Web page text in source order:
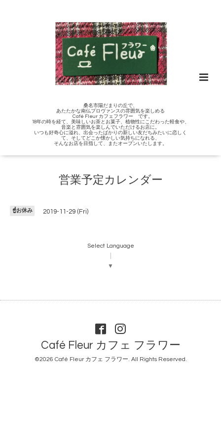
桑名市陽だまりの丘で、
あたたかな南仏プロヴァンスの雰囲気を楽しめる
Café Fleur カフェフラワー です。
18年の時を経て、美味しいお茶とお菓子、植物性にこだわった軽食や、
音楽と雰囲気を楽しんでいただけるお店に。
いつも好奇心に溢れ、出会ったばかりの新しい友だちみたいに恋しく
て、そしてどこか懐かしい気持ちになれる、
そんなお店を目指して、またオープンいたします。
営業予定カレンダー
☝️お休み 2019-11-29 (Fri)
Select Language
▼
Café Fleur カフェ フラワー
©2026 Café Fleur カフェ フラワー. All Rights Reserved.